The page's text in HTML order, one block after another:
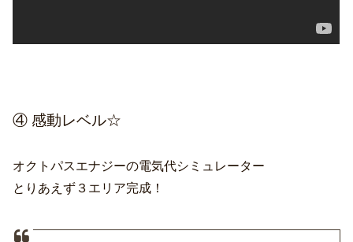
④ 感動レベル☆
オクトパスエナジーの電気代シミュレーター
とりあえず３エリア完成！